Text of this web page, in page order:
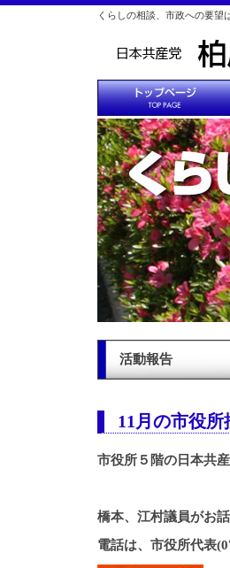
くらしの相談、市政への要望
活動報告
11月の市役所
市役所５階の日本共産
橋本、江村議員がお
電話は、市役所代表